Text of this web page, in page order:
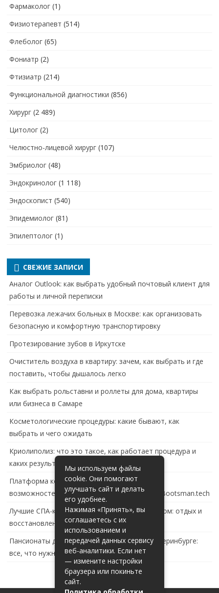
Фармаколог (1)
Физиотерапевт (514)
Флеболог (65)
Фониатр (2)
Фтизиатр (214)
Функциональной диагностики (856)
Хирург (2 489)
Цитолог (2)
Челюстно-лицевой хирург (107)
Эмбриолог (48)
Эндокринолог (1 118)
Эндоскопист (540)
Эпидемиолог (81)
Эпилептолог (1)
СВЕЖИЕ ЗАПИСИ
Аналог Outlook: как выбрать удобный почтовый клиент для
работы и личной переписки
Перевозка лежачих больных в Москве: как организовать
безопасную и комфортную транспортировку
Протезирование зубов в Иркутске
Очиститель воздуха в квартиру: зачем, как выбрать и где
поставить, чтобы дышалось легко
Как выбрать рольставни и роллеты для дома, квартиры
или бизнеса в Самаре
Косметологические процедуры: какие бывают, как
выбрать и чего ожидать
Криолиполиз: что это такое, как работает процедура и
каких результатов ждать
Платформа контейнеризации в России: обзор
возможностей и перспектив развития сайта Bootsman.tech
Лучшие СПА-комплексы в Тольятти с бассейном: отдых и
восстановление за городом
Пансионаты для пожилых с деменцией в Екатеринбурге:
все, что нужно знать
Мы используем файлы
cookie. Они помогают
улучшать сайт и делать
его удобнее.
Нажимая «Принять», вы
соглашаетесь с их
использованием и
передачей данных сервису
веб-аналитики. Если нет
— измените настройки
браузера или покиньте
сайт.